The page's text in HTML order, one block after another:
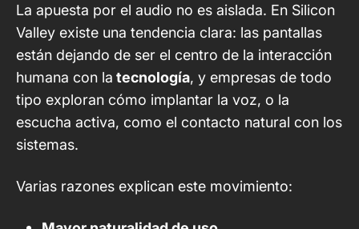
La apuesta por el audio no es aislada. En Silicon
Valley existe una tendencia clara: las pantallas
están dejando de ser el centro de la interacción
humana con la tecnología, y empresas de todo
tipo exploran cómo implantar la voz, o la
escucha activa, como el contacto natural con los
sistemas.
Varias razones explican este movimiento: